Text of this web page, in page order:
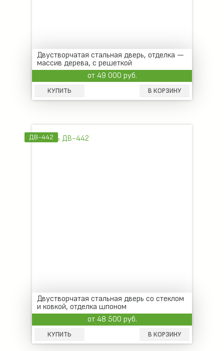
Двустворчатая стальная дверь, отделка —
массив дерева, с решеткой
от 49 000 руб.
КУПИТЬ В КОРЗИНУ
ДВ-442
Двустворчатая стальная дверь со стеклом
и ковкой, отделка шпоном
от 48 500 руб.
КУПИТЬ В КОРЗИНУ